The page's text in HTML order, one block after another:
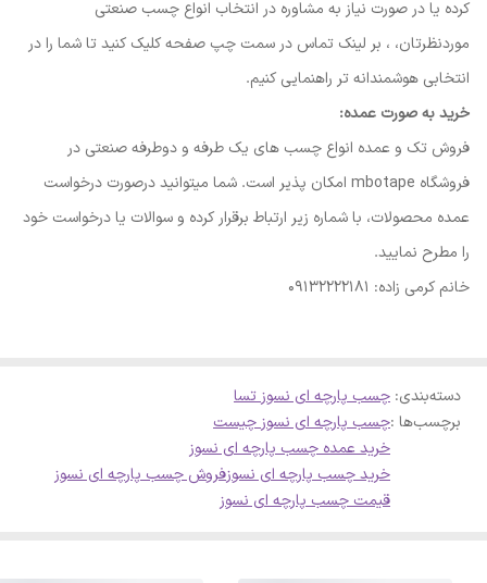
کرده یا در صورت نیاز به مشاوره در انتخاب انواع چسب صنعتی
موردنظرتان، ، بر لینک تماس در سمت چپ صفحه کلیک کنید تا شما را در
انتخابی هوشمندانه تر راهنمایی کنیم.
خرید به صورت عمده:
فروش تک و عمده انواع چسب های یک طرفه و دوطرفه صنعتی در
فروشگاه mbotape امکان پذیر است. شما میتوانید درصورت درخواست
عمده محصولات، با شماره زیر ارتباط برقرار کرده و سوالات یا درخواست خود
را مطرح نمایید.
خانم کرمی زاده: 09132222181
دسته‌بندی: چسب پارچه ای نسوز تسا
برچسب‌ها :چسب پارچه ای نسوز چیست
خرید عمده چسب پارچه ای نسوز
خرید چسب پارچه ای نسوزفروش چسب پارچه ای نسوز
قیمت چسب پارچه ای نسوز